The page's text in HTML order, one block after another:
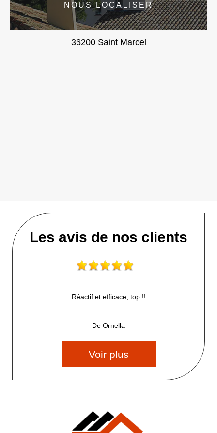
NOUS LOCALISER
36200 Saint Marcel
Les avis de nos clients
Réactif et efficace, top !!
De Ornella
Voir plus